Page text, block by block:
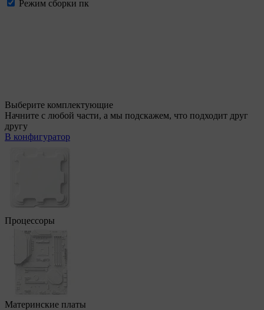
Режим сборки пк
Выберите комплектующие
Начните с любой части, а мы подскажем, что подходит друг
другу
В конфигуратор
Процессоры
Материнские платы